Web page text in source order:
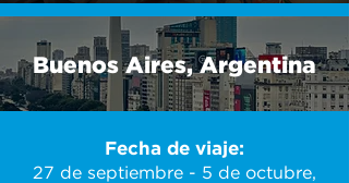
Buenos Aires, Argentina
Fecha de viaje:
27 de septiembre - 5 de octubre,